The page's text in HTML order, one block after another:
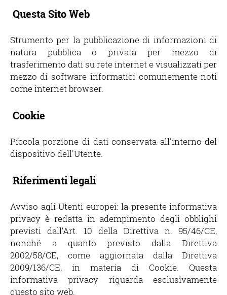
Questa Sito Web
Strumento per la pubblicazione di informazioni di
natura pubblica o privata per mezzo di
trasferimento dati su rete internet e visualizzati per
mezzo di software informatici comunemente noti
come internet browser.
Cookie
Piccola porzione di dati conservata all'interno del
dispositivo dell'Utente.
Riferimenti legali
Avviso agli Utenti europei: la presente informativa
privacy è redatta in adempimento degli obblighi
previsti dall’Art. 10 della Direttiva n. 95/46/CE,
nonché a quanto previsto dalla Direttiva
2002/58/CE, come aggiornata dalla Direttiva
2009/136/CE, in materia di Cookie. Questa
informativa privacy riguarda esclusivamente
questo sito web.